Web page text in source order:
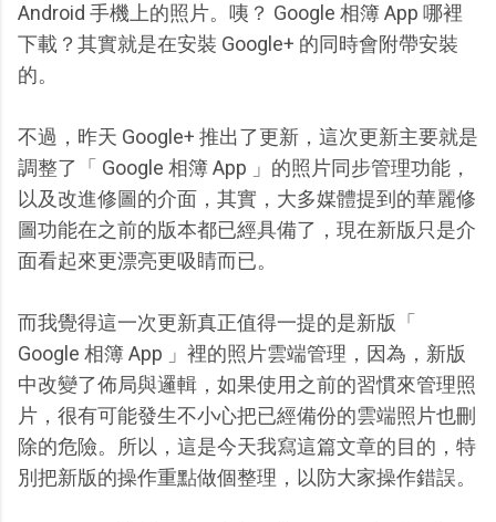
Android 手機上的照片。咦？ Google 相簿 App 哪裡
下載？其實就是在安裝 Google+ 的同時會附帶安裝
的。
不過，昨天 Google+ 推出了更新，這次更新主要就是
調整了「 Google 相簿 App 」的照片同步管理功能，
以及改進修圖的介面，其實，大多媒體提到的華麗修
圖功能在之前的版本都已經具備了，現在新版只是介
面看起來更漂亮更吸睛而已。
而我覺得這一次更新真正值得一提的是新版「
Google 相簿 App 」裡的照片雲端管理，因為，新版
中改變了佈局與邏輯，如果使用之前的習慣來管理照
片，很有可能發生不小心把已經備份的雲端照片也刪
除的危險。所以，這是今天我寫這篇文章的目的，特
別把新版的操作重點做個整理，以防大家操作錯誤。